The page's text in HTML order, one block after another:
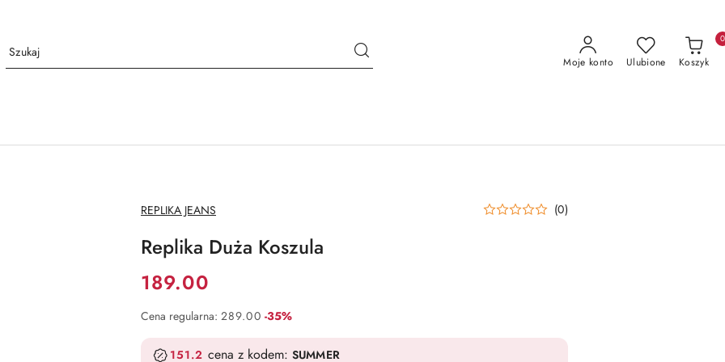
Moje konto Ulubione Koszyk
0
NAZWA
PRODUCENTA:
REPLIKA JEANS (0)
Replika Duża Koszula
Cena:
189.00
Cena regularna: 289.00 Rabat:
-35%
151.2 cena z kodem: SUMMER